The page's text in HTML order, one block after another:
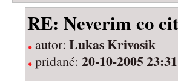
RE: Neverim co
autor: Lukas Krivosik
pridané: 20-10-2005 23:31